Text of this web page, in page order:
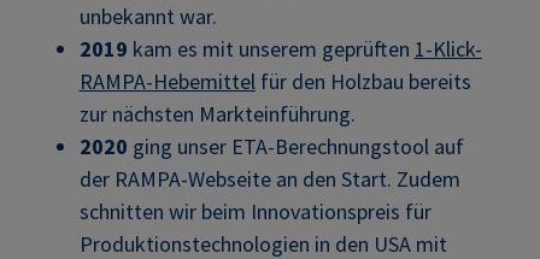
unbekannt war.
2019 kam es mit unserem geprüften 1-Klick-
RAMPA-Hebemittelfür den Holzbau bereits
zur nächsten Markteinführung.
2020 ging unser ETA-Berechnungstool auf
der RAMPA-Webseite an den Start. Zudem
schnitten wir beim Innovationspreis für
Produktionstechnologien in den USA mit